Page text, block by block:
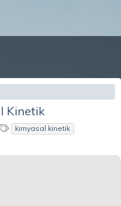
Kinetik
E kimyasal kinetik